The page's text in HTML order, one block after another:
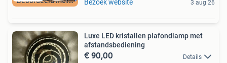
Bezoek website 3 aug 26
Luxe LED kristallen plafondlamp met
afstandsbediening
€ 90,00 Details